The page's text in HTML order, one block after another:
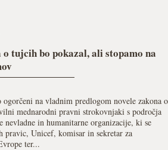
o tujcih bo pokazal, ali stopamo na
na vladnim predlogom novele zakona o
mednarodni pravni strokovnjaki s področja
in humanitarne organizacije, ki se
pravic, Unicef, komisar in sekretar za
ter...